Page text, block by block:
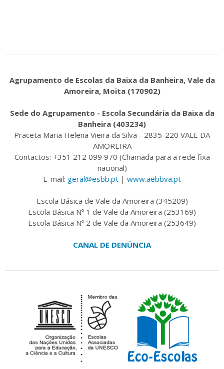
Agrupamento de Escolas da Baixa da Banheira, Vale da
Amoreira, Moita (170902)
Sede do Agrupamento - Escola Secundária da Baixa da
Banheira (403234)
Praceta Maria Helena Vieira da Silva - 2835-220 VALE DA
AMOREIRA
Contactos: +351 212 099 970 (Chamada para a rede fixa
nacional)
E-mail: geral@esbb.pt | www.aebbva.pt
Escola Básica de Vale da Amoreira (345209)
Escola Básica Nº 1 de Vale da Amoreira (253169)
Escola Básica Nº 2 de Vale da Amoreira (253649)
CANAL DE DENÚNCIA